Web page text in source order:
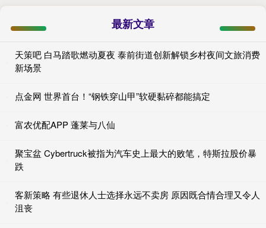
最新文章
天策吧 白马踏歌燃动夏夜 泰前街道创新解锁乡村夜间文旅消费
新场景
点金网 世界首台！“钢铁穿山甲”软硬黏碎都能搞定
富农优配APP 蓬莱与八仙
聚宝盆 Cybertruck被指为汽车史上最大的败笔，特斯拉股价暴
跌
客新策略 有些退休人士选择永远不卖房 原因既合情合理又令人
沮丧